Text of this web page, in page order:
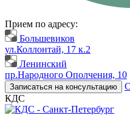
Прием по адресу:
Большевиков
ул.Коллонтай, 17 к.2
Ленинский
пр.Народного Ополчения, 10
Записаться на консультацию
КДС